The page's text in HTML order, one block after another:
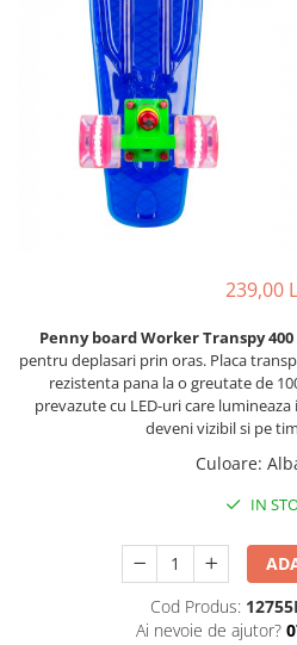
Lenjerii patut 140 x 70 cm
Lenjerie patuturi tineret
Baldachin patut
Paturici copii
Perne copii si mamici
Protectii saltea
Comode copii
Dulap si cutii jucarii
Sac de dormit copii
Fotolii copii
Leagane & balansoare &
Lampi de veghe
Mobilier Birou
Saltele de infasat
Biciclete fara pedale
Masinute fara pedale
Karturi si masinute cu pedale
Role copii si adulti
Masinute si motociclete electrice
Scaune de biciclete copii
Alte Sporturi
Mingi fitness si medicinale
Scara antrenament
Termometre copii si bebe
239,00
Penny board Worker Transpy 400
pentru deplasari prin oras. Placa
rezistenta pana la o greutate de
prevazute cu LED-uri care
deveni vizibil si pe
Culoare:
IN
Cod Produs:
Ai nevoie de ajutor?